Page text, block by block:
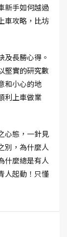
新手如何越過
車攻略，比坊
及長勝心得。
堅實的研究數
和小心的地
利上車做業
心態，一針見
別，為什麼人
什麼總是有人
人起動！只懂